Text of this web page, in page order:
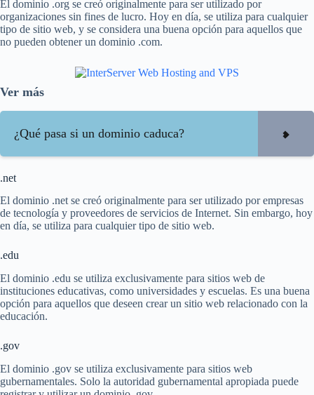
El dominio .org se creó originalmente para ser utilizado por
organizaciones sin fines de lucro. Hoy en día, se utiliza para cualquier
tipo de sitio web, y se considera una buena opción para aquellos que
no pueden obtener un dominio .com.
Ver más
¿Qué pasa si un dominio caduca?
.net
El dominio .net se creó originalmente para ser utilizado por empresas
de tecnología y proveedores de servicios de Internet. Sin embargo, hoy
en día, se utiliza para cualquier tipo de sitio web.
.edu
El dominio .edu se utiliza exclusivamente para sitios web de
instituciones educativas, como universidades y escuelas. Es una buena
opción para aquellos que deseen crear un sitio web relacionado con la
educación.
.gov
El dominio .gov se utiliza exclusivamente para sitios web
gubernamentales. Solo la autoridad gubernamental apropiada puede